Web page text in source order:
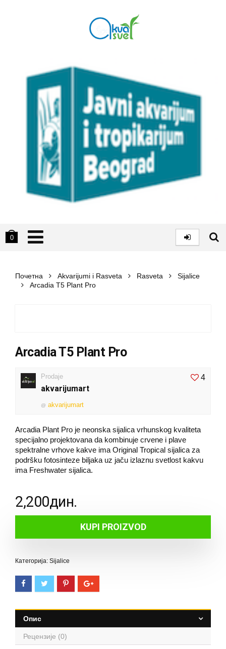
0
Почетна Akvarijumi i Rasveta Rasveta
Sijalice
Arcadia T5 Plant Pro
Arcadia T5 Plant Pro
4
Prodaje
akvarijumart
@ akvarijumart
Arcadia Plant Pro je neonska sijalica vrhunskog kvaliteta
specijalno projektovana da kombinuje crvene i plave
spektralne vrhove kakve ima Original Tropical sijalica za
podršku fotosinteze biljaka uz jaču izlaznu svetlost kakvu
ima Freshwater sijalica.
2,200дин.
KUPI PROIZVOD
Категорија: Sijalice
Опис
Рецензије (0)